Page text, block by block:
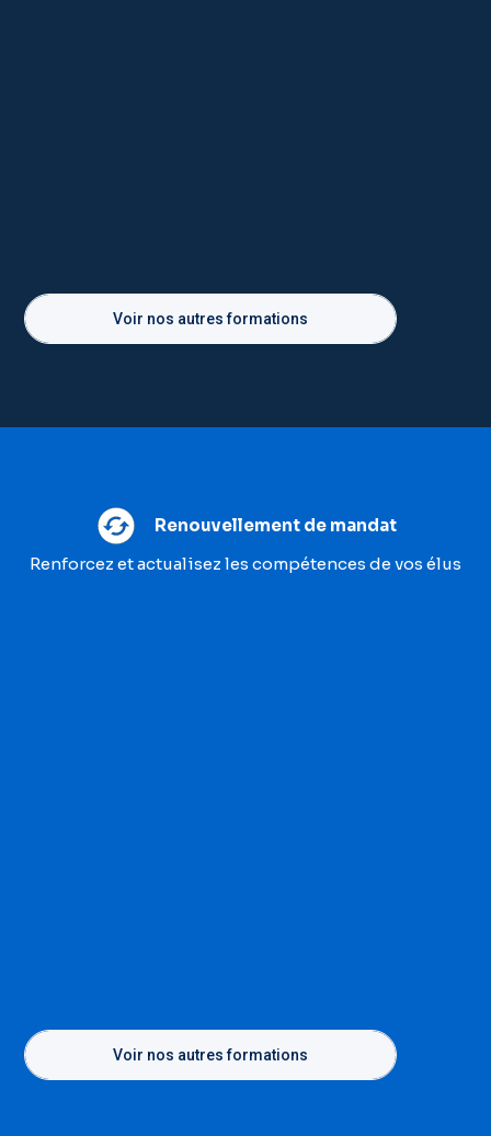
Voir nos autres formations
Renouvellement de mandat
Renforcez et actualisez les compétences de vos élus
Voir nos autres formations